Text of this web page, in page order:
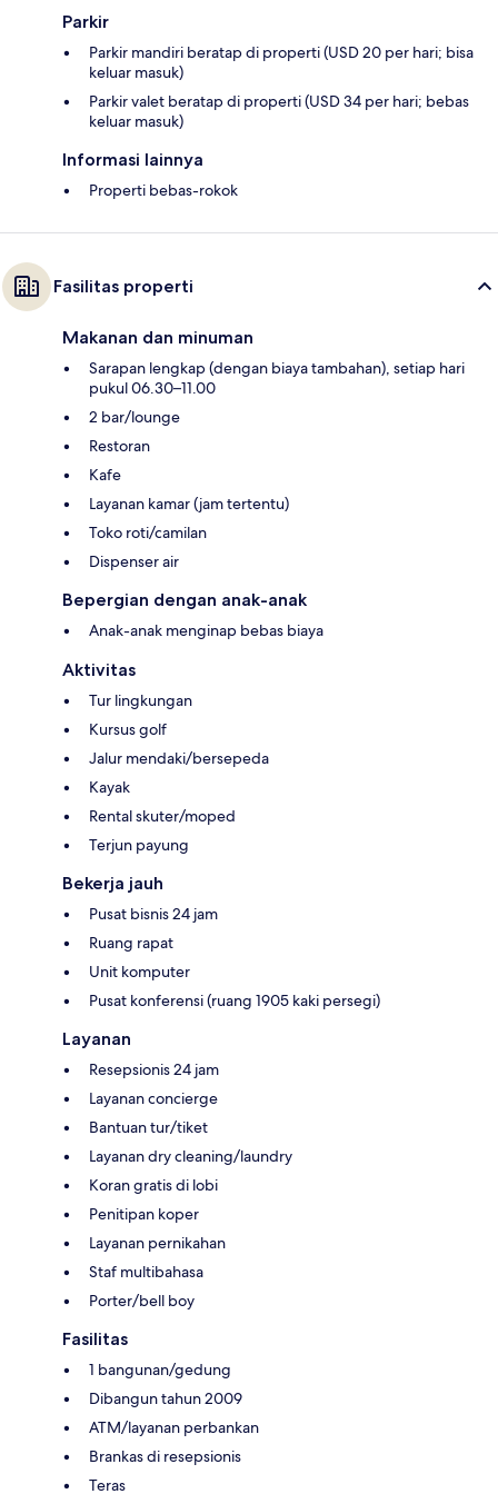
Parkir
Parkir mandiri beratap di properti (USD 20 per hari; bisa
keluar masuk)
Parkir valet beratap di properti (USD 34 per hari; bebas
keluar masuk)
Informasi lainnya
Properti bebas-rokok
Fasilitas properti
Makanan dan minuman
Sarapan lengkap (dengan biaya tambahan), setiap hari
pukul 06.30–11.00
2 bar/lounge
Restoran
Kafe
Layanan kamar (jam tertentu)
Toko roti/camilan
Dispenser air
Bepergian dengan anak-anak
Anak-anak menginap bebas biaya
Aktivitas
Tur lingkungan
Kursus golf
Jalur mendaki/bersepeda
Kayak
Rental skuter/moped
Terjun payung
Bekerja jauh
Pusat bisnis 24 jam
Ruang rapat
Unit komputer
Pusat konferensi (ruang 1905 kaki persegi)
Layanan
Resepsionis 24 jam
Layanan concierge
Bantuan tur/tiket
Layanan dry cleaning/laundry
Koran gratis di lobi
Penitipan koper
Layanan pernikahan
Staf multibahasa
Porter/bell boy
Fasilitas
1 bangunan/gedung
Dibangun tahun 2009
ATM/layanan perbankan
Brankas di resepsionis
Teras